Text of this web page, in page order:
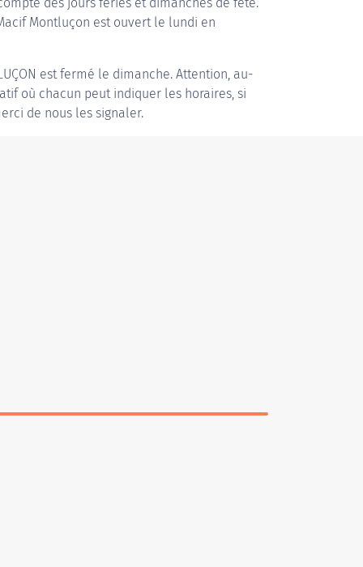
Montluçon est ouvert le lundi en
est fermé le dimanche. Attention, au-
où chacun peut indiquer les horaires, si
de nous les signaler.